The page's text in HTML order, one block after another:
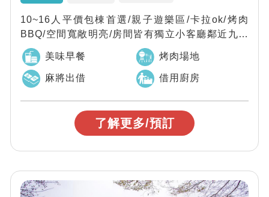
10~16人平價包棟首選/親子遊樂區/卡拉ok/烤肉
BBQ/空間寬敞明亮/房間皆有獨立小客廳鄰近九族
文化村/，來「日月紅茶亭」渡假...
美味早餐 烤肉場地
麻將出借 借用廚房
了解更多/預訂